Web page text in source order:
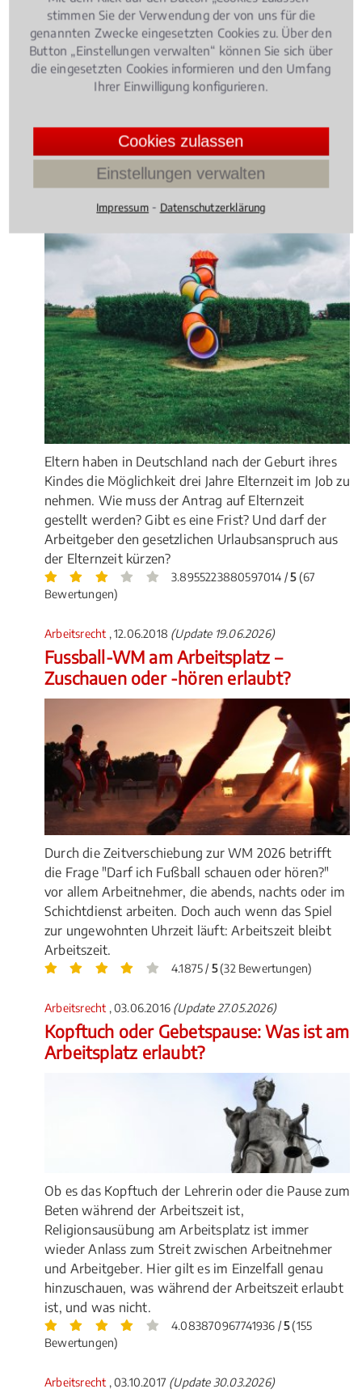
Eltern haben in Deutschland nach der Geburt ihres
Kindes die Möglichkeit drei Jahre Elternzeit im Job zu
nehmen. Wie muss der Antrag auf Elternzeit
gestellt werden? Gibt es eine Frist? Und darf der
Arbeitgeber den gesetzlichen Urlaubsanspruch aus
der Elternzeit kürzen?
3.8955223880597014 /5(67
Bewertungen)
Arbeitsrecht , 12.06.2018 (Update 19.06.2026)
Fussball-WM am Arbeitsplatz –
Zuschauen oder -hören erlaubt?
Durch die Zeitverschiebung zur WM 2026 betrifft
die Frage "Darf ich Fußball schauen oder hören?"
vor allem Arbeitnehmer, die abends, nachts oder im
Schichtdienst arbeiten. Doch auch wenn das Spiel
zur ungewohnten Uhrzeit läuft: Arbeitszeit bleibt
Arbeitszeit.
4.1875 / 5(32 Bewertungen)
Arbeitsrecht , 03.06.2016 (Update 27.05.2026)
Kopftuch oder Gebetspause: Was ist am
Arbeitsplatz erlaubt?
Ob es das Kopftuch der Lehrerin oder die Pause zum
Beten während der Arbeitszeit ist,
Religionsausübung am Arbeitsplatz ist immer
wieder Anlass zum Streit zwischen Arbeitnehmer
und Arbeitgeber. Hier gilt es im Einzelfall genau
hinzuschauen, was während der Arbeitszeit erlaubt
ist, und was nicht.
4.083870967741936 /5(155
Bewertungen)
Arbeitsrecht , 03.10.2017 (Update 30.03.2026)
stimmen Sie der Verwendung der von uns für die
genannten Zwecke eingesetzten Cookies zu. Über den
Button „Einstellungen verwalten“ können Sie sich über
die eingesetzten Cookies informieren und den Umfang
Ihrer Einwilligung konfigurieren.
Cookies zulassen
Einstellungen verwalten
Impressum ⁃ Datenschutzerklärung